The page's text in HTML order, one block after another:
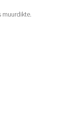
muurdikte.